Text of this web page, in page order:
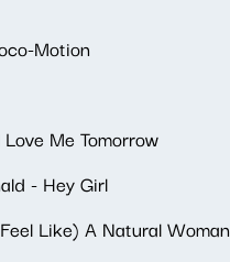
Motion
Me Tomorrow
- Hey Girl
Like) A Natural Woman